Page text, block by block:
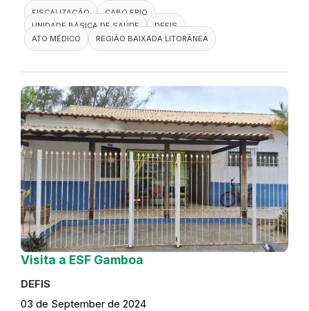
FISCALIZAÇÃO
CABO FRIO
UNIDADE BÁSICA DE SAÚDE
DEFIS
ATO MÉDICO
REGIÃO BAIXADA LITORÂNEA
Visita a ESF Gamboa
DEFIS
03 de September de 2024